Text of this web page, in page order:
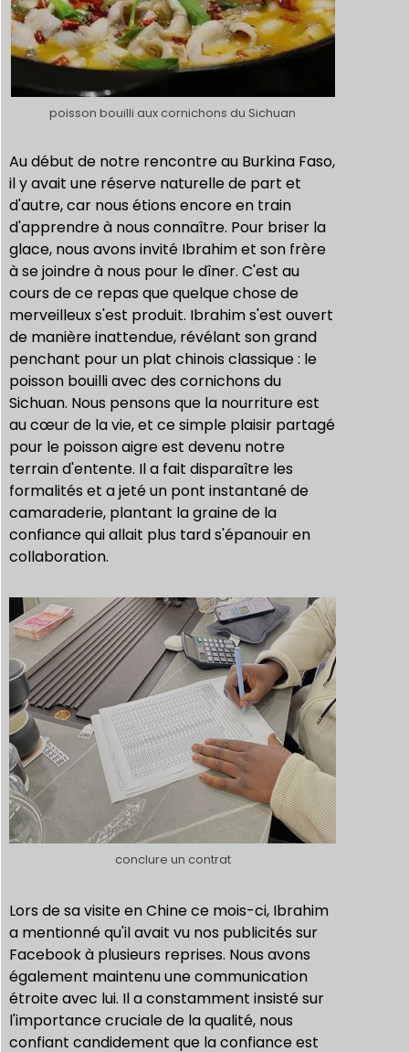
poisson bouilli aux cornichons du Sichuan
Au début de notre rencontre au Burkina Faso,
il y avait une réserve naturelle de part et
d'autre, car nous étions encore en train
d'apprendre à nous connaître. Pour briser la
glace, nous avons invité Ibrahim et son frère
à se joindre à nous pour le dîner. C'est au
cours de ce repas que quelque chose de
merveilleux s'est produit. Ibrahim s'est ouvert
de manière inattendue, révélant son grand
penchant pour un plat chinois classique : le
poisson bouilli avec des cornichons du
Sichuan. Nous pensons que la nourriture est
au cœur de la vie, et ce simple plaisir partagé
pour le poisson aigre est devenu notre
terrain d'entente. Il a fait disparaître les
formalités et a jeté un pont instantané de
camaraderie, plantant la graine de la
confiance qui allait plus tard s'épanouir en
collaboration.
conclure un contrat
Lors de sa visite en Chine ce mois-ci, Ibrahim
a mentionné qu'il avait vu nos publicités sur
Facebook à plusieurs reprises. Nous avons
également maintenu une communication
étroite avec lui. Il a constamment insisté sur
l'importance cruciale de la qualité, nous
confiant candidement que la confiance est